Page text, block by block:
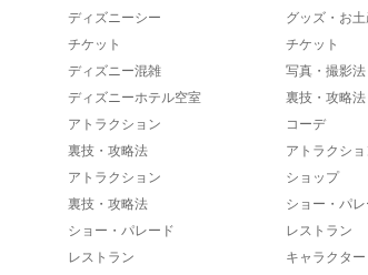
ディズニーシー
チケット
ディズニー混雑
ディズニーホテル空室
アトラクション
裏技・攻略法
アトラクション
裏技・攻略法
ショー・パレード
レストラン
グッズ・お
チケット
写真・撮影法
裏技・攻略法
コーデ
アトラクシ
ショップ
ショー・パ
レストラン
キャラクター